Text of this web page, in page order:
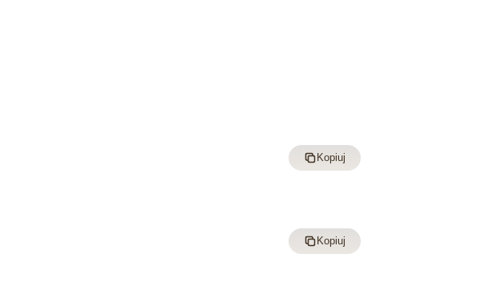
Kopiuj
Kopiuj